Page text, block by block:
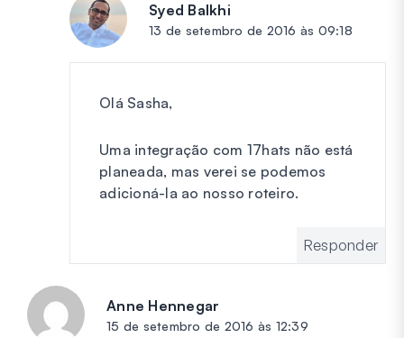
Syed Balkhi
13 de setembro de 2016 às 09:18
Olá Sasha,
Uma integração com 17hats não está
planeada, mas verei se podemos
adicioná-la ao nosso roteiro.
Responder
Anne Hennegar
15 de setembro de 2016 às 12:39